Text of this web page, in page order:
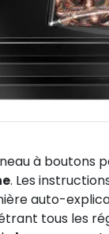
à boutons
. Les
auto-
tous les